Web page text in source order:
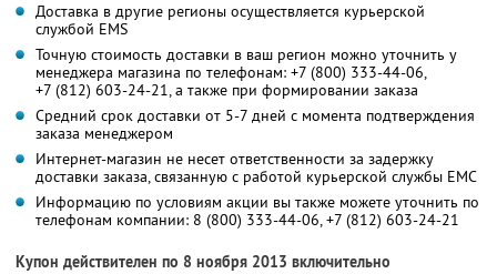
Доставка в другие регионы осуществляется курьерской
службой EMS
Точную стоимость доставки в ваш регион можно уточнить у
менеджера магазина по телефонам: +7 (800) 333-44-06,
+7 (812) 603-24-21,а также при формировании заказа
Средний срок доставки от 5-7 дней с момента подтверждения
заказа менеджером
Интернет-магазин не несет ответственности за задержку
доставки заказа, связанную с работой курьерской службы ЕМС
Информацию по условиям акции вы также можете уточнить по
телефонам компании: 8 (800) 333-44-06, +7 (812) 603-24-21
Купон действителен по 8 ноября 2013 включительно